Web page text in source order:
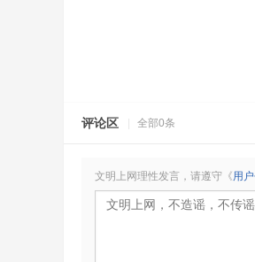
评论区 全部0条
文明上网理性发言，请遵守《用